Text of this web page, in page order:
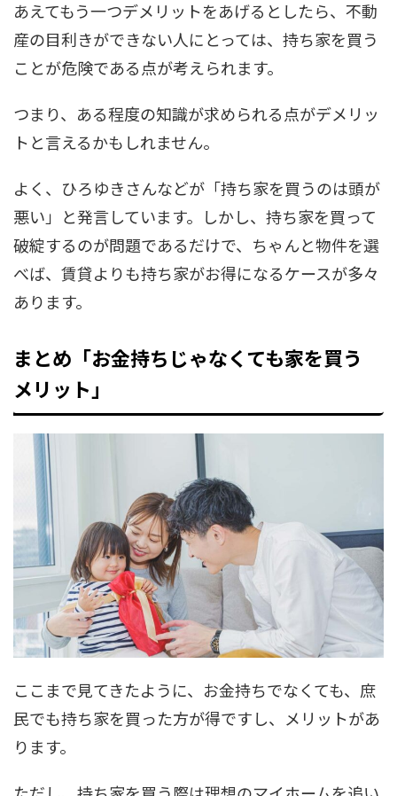
あえてもう一つデメリットをあげるとしたら、不動
産の目利きができない人にとっては、持ち家を買う
ことが危険である点が考えられます。
つまり、ある程度の知識が求められる点がデメリッ
トと言えるかもしれません。
よく、ひろゆきさんなどが「持ち家を買うのは頭が
悪い」と発言しています。しかし、持ち家を買って
破綻するのが問題であるだけで、ちゃんと物件を選
べば、賃貸よりも持ち家がお得になるケースが多々
あります。
まとめ「お金持ちじゃなくても家を買う
メリット」
ここまで見てきたように、お金持ちでなくても、庶
民でも持ち家を買った方が得ですし、メリットがあ
ります。